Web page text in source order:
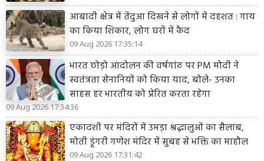
आबादी क्षेत्र में तेंदुआ दिखने से लोगों में दहशत : गाय
का किया शिकार, लोग घरों में कैद
09 Aug 2026 17:35:14
भारत छोड़ो आंदोलन की वर्षगांठ पर PM मोदी ने
स्वतंत्रता सेनानियों को किया याद, बोले- उनका
साहस हर भारतीय को प्रेरित करता रहेगा
09 Aug 2026 17:34:36
एकादशी पर मंदिरों में उमड़ा श्रद्धालुओं का सैलाब,
मोती डूंगरी गणेश मंदिर में सुबह से भक्ति का माहौल
09 Aug 2026 17:31:42